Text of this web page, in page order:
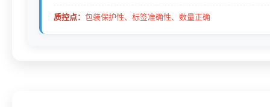
质控点： 包装保护性、标签准确性、数量正确